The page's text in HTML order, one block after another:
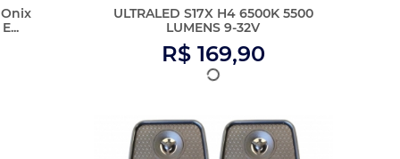
Amplificador Som Bluetooth Grave
+ 2 Caixas De So...
R$ 635,90